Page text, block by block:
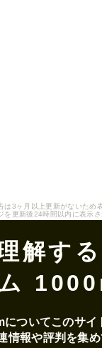
は3ヶ月以上更新がないため
を更新後24時間以内に表示さ
解す
ついてこのサイ
情報や評判を集め